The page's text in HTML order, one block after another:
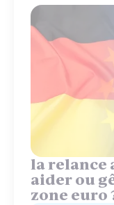
la relance
aider ou
zone euro